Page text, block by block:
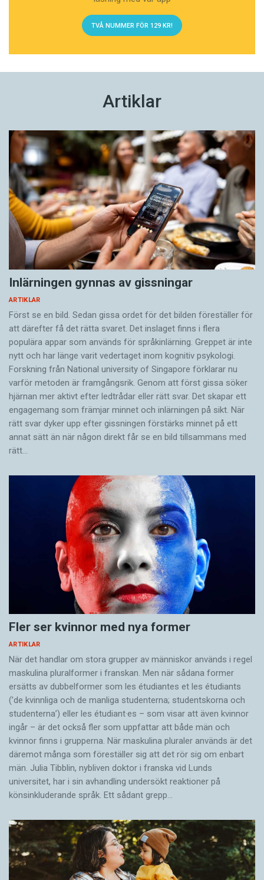
TVÅ NUMMER FÖR 129 KR!
Artiklar
Inlärningen gynnas av gissningar
ARTIKLAR
Först se en bild. Sedan gissa ordet för det bilden föreställer för
att därefter få det rätta svaret. Det inslaget finns i flera
populära appar som används för språkinlärning. Greppet är inte
nytt och har länge varit vedertaget inom kognitiv psykologi.
Forskning från National university of Singa­pore förklarar nu
varför metoden är framgångsrik. Genom att först gissa ­söker
hjärnan mer aktivt ­efter ledtrådar eller rätt svar. Det skapar ett
engagemang som främjar minnet och inlärningen på sikt. När
rätt svar dyker upp efter gissningen förstärks minnet på ett
annat sätt än när någon direkt får se en bild tillsammans med
rätt…
Fler ser kvinnor med nya former
ARTIKLAR
När det handlar om stora grupper av människor används i regel
maskulina pluralformer i franskan. Men när sådana ­former
ersätts av dubbel­former som les étudiantes et les étudiants
(’de kvinnliga och de manliga studenterna; studentskorna och
studenterna’) eller les étudiant·es – som visar att även kvinnor
ingår – är det också fler som uppfattar att både män och
kvinnor finns i grupperna. När maskulina pluraler används är det
där­emot många som föreställer sig att det rör sig om enbart
män. Julia Tibblin, nybliven doktor i franska vid Lunds
universitet, har i sin avhandling undersökt reaktioner på
könsinkluderande språk. Ett sådant grepp…